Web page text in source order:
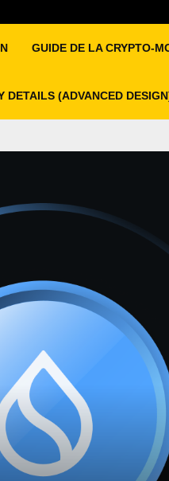
GUIDE DE LA CRYPTO-
DETAILS (ADVANCED